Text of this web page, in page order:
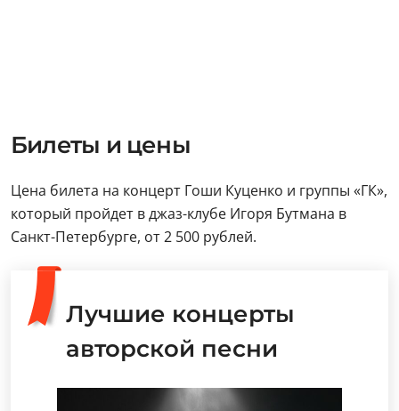
Билеты и цены
Цена билета на концерт Гоши Куценко и группы «ГК»,
который пройдет в джаз-клубе Игоря Бутмана в
Санкт-Петербурге, от 2 500 рублей.
Лучшие концерты
авторской песни